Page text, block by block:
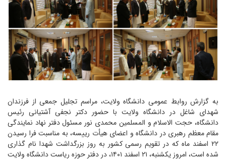
به گزارش روابط عمومی دانشگاه ولایت، مراسم تجلیل جمعی از فرزندان
شهدای شاغل در دانشگاه ولایت با حضور دکتر نجفی آشتیانی رئیس
دانشگاه، حجت الاسلام و المسلمین محمدی نور مسئول دفتر نهاد نمایندگی
مقام معظم رهبری در دانشگاه و اعضای هیأت رییسه، به مناسبت فرا رسیدن
۲۲ اسفند ماه که در تقویم رسمی کشور به روز بزرگداشت شهدا نام گذاری
شده است، امروز یکشنبه، ۲۱ اسفند ۱۴۰۱، در دفتر حوزه ریاست دانشگاه ولایت